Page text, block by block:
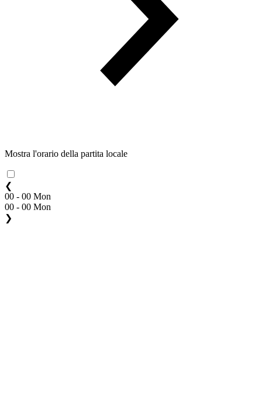
Mostra l'orario della partita locale
❮
00 - 00 Mon
00 - 00 Mon
❯